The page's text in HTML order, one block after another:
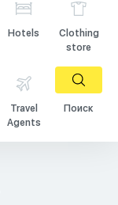
Hotels
Clothing
store
Travel
Agents
Поиск